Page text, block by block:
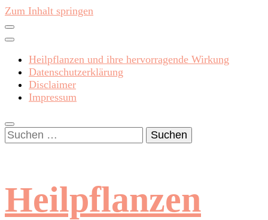
Zum Inhalt springen
Heilpflanzen und ihre hervorragende Wirkung
Datenschutzerklärung
Disclaimer
Impressum
Suchen
nach:
Heilpflanzen